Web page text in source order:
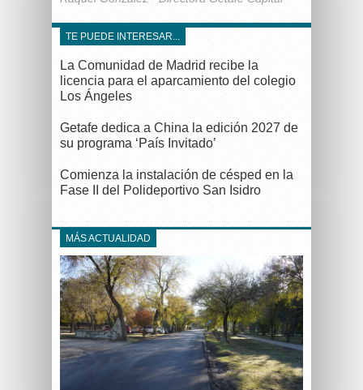
TE PUEDE INTERESAR...
La Comunidad de Madrid recibe la
licencia para el aparcamiento del colegio
Los Ángeles
Getafe dedica a China la edición 2027 de
su programa ‘País Invitado’
Comienza la instalación de césped en la
Fase II del Polideportivo San Isidro
MÁS ACTUALIDAD